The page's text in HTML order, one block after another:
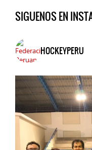
SIGUENOS EN
HOCKEYPERU